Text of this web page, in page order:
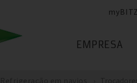
EMPRESA